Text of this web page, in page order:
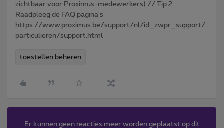
zichtbaar voor Proximus-medewerkers) // Tip 2:
Raadpleeg de FAQ pagina's
https://www.proximus.be/support/nl/id_zwpr_support/
particulieren/support.html
toestellen beheren
Er kunnen geen reacties meer worden geplaatst op dit